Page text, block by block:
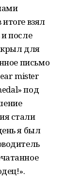
взял
после
для
письмо
mister
под
стали
я был